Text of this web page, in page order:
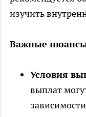
изучить
Важные
Условия
выплат